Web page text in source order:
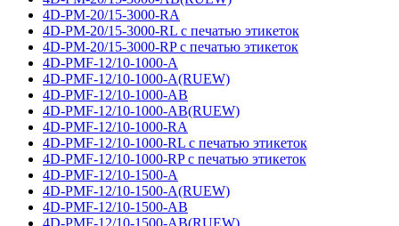
4D-PM-20/15-3000-RA
4D-PM-20/15-3000-RL с печатью этикеток
4D-PM-20/15-3000-RP с печатью этикеток
4D-PMF-12/10-1000-A
4D-PMF-12/10-1000-A(RUEW)
4D-PMF-12/10-1000-AB
4D-PMF-12/10-1000-AB(RUEW)
4D-PMF-12/10-1000-RA
4D-PMF-12/10-1000-RL с печатью этикеток
4D-PMF-12/10-1000-RP с печатью этикеток
4D-PMF-12/10-1500-A
4D-PMF-12/10-1500-A(RUEW)
4D-PMF-12/10-1500-AB